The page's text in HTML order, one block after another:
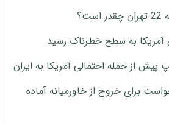
به سطح خطرناک رسید
از حمله احتمالی آمریکا به ایران
برای خروج از خاورمیانه آماده